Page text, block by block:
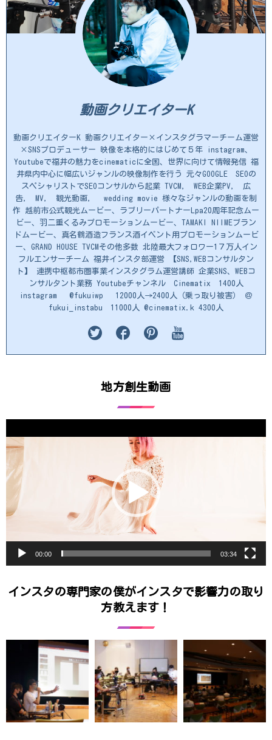
動画クリエイターK
動画クリエイターK 動画クリエイター×インスタグラマーチーム運営
×SNSプロデューサー 映像を本格的にはじめて５年 instagram、
Youtubeで福井の魅力をcinematicに全国、世界に向けて情報発信 福
井県内中心に幅広いジャンルの映像制作を行う 元々GOOGLE SEOの
スペシャリストでSEOコンサルから起業 TVCM, WEB企業PV, 広
告, MV, 観光動画, wedding movie 様々なジャンルの動画を制
作 越前市公式観光ムービー、ラブリーパートナーLpa20周年記念ムー
ビー、羽二重くるみプロモーションムービー、TAMAKI NIIMEブラン
ドムービー、真名鶴酒造フランス酒イベント用プロモーションムービ
ー、GRAND HOUSE TVCMその他多数 北陸最大フォロワー1７万人イン
フルエンサーチーム 福井インスタ部運営 【SNS,WEBコンサルタン
ト】 連携中枢都市圏事業インスタグラム運営講師 企業SNS、WEBコ
ンサルタント業務 Youtubeチャンネル Cinematix 1400人
instagram @fukuiwp 12000人→2400人（乗っ取り被害） ＠
fukui_instabu 11000人 @cinematix.k 4300人
地方創生動画
プ
レ
ー
ー
00:00 03:34
インスタの専門家の僕がインスタで影響力の取り
方教えます！